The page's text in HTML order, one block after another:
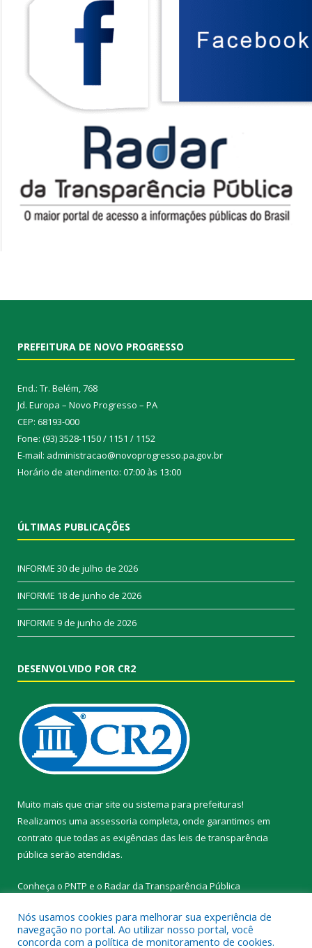
PREFEITURA DE NOVO PROGRESSO
End.: Tr. Belém, 768
Jd. Europa – Novo Progresso – PA
CEP: 68193-000
Fone: (93) 3528-1150 / 1151 / 1152
E-mail: administracao@novoprogresso.pa.gov.br
Horário de atendimento: 07:00 às 13:00
ÚLTIMAS PUBLICAÇÕES
INFORME 30 de julho de 2026
INFORME 18 de junho de 2026
INFORME 9 de junho de 2026
DESENVOLVIDO POR CR2
Muito mais que criar site ou sistema para prefeituras!
Realizamos uma assessoria completa, onde garantimos em
contrato que todas as exigências das leis de transparência
pública serão atendidas.
Conheça o PNTP e o Radar da Transparência Pública
Nós usamos cookies para melhorar sua experiência de
navegação no portal. Ao utilizar nosso portal, você
concorda com a política de monitoramento de cookies.